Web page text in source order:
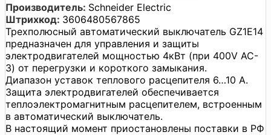
Производитель: Schneider Electric
Штрихкод: 3606480567865
Трехполюсный автоматический выключатель GZ1E14
предназначен для управления и защиты
электродвигателей мощностью 4кВт (при 400V AC-
3) от перегрузки и короткого замыкания.
Диапазон уставок теплового расцепителя 6…10 А.
Защита электродвигателей обеспечивается
теплоэлектромагнитным расцепителем, встроенным
в автоматический выключатель.
В настоящий момент приостановлены поставки в РФ